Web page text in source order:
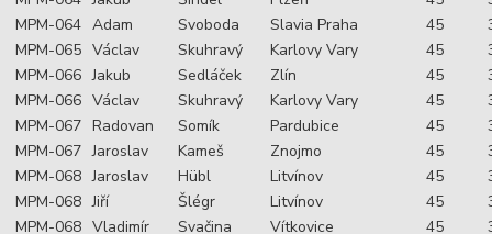
MPM-064 Adam Svoboda Slavia Praha 45
MPM-065 Václav Skuhravý Karlovy Vary 45
MPM-066 Jakub Sedláček Zlín 45
MPM-066 Václav Skuhravý Karlovy Vary 45
MPM-067 Radovan Somík Pardubice 45
MPM-067 Jaroslav Kameš Znojmo 45
MPM-068 Jaroslav Hübl Litvínov 45
MPM-068 Jiří Šlégr Litvínov 45
MPM-068 Vladimír Svačina Vítkovice 45